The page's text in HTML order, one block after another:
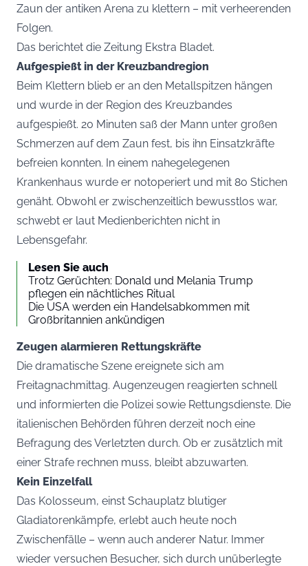
Zaun der antiken Arena zu klettern – mit verheerenden
Folgen.
Das berichtet die Zeitung Ekstra Bladet.
Aufgespießt in der Kreuzbandregion
Beim Klettern blieb er an den Metallspitzen hängen
und wurde in der Region des Kreuzbandes
aufgespießt. 20 Minuten saß der Mann unter großen
Schmerzen auf dem Zaun fest, bis ihn Einsatzkräfte
befreien konnten. In einem nahegelegenen
Krankenhaus wurde er notoperiert und mit 80 Stichen
genäht. Obwohl er zwischenzeitlich bewusstlos war,
schwebt er laut Medienberichten nicht in
Lebensgefahr.
Lesen Sie auch
Trotz Gerüchten: Donald und Melania Trump
pflegen ein nächtliches Ritual
Die USA werden ein Handelsabkommen mit
Großbritannien ankündigen
Zeugen alarmieren Rettungskräfte
Die dramatische Szene ereignete sich am
Freitagnachmittag. Augenzeugen reagierten schnell
und informierten die Polizei sowie Rettungsdienste. Die
italienischen Behörden führen derzeit noch eine
Befragung des Verletzten durch. Ob er zusätzlich mit
einer Strafe rechnen muss, bleibt abzuwarten.
Kein Einzelfall
Das Kolosseum, einst Schauplatz blutiger
Gladiatorenkämpfe, erlebt auch heute noch
Zwischenfälle – wenn auch anderer Natur. Immer
wieder versuchen Besucher, sich durch unüberlegte